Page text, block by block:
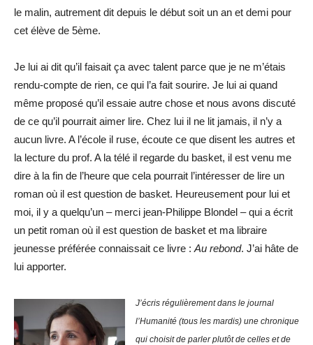
le malin, autrement dit depuis le début soit un an et demi pour
cet élève de 5ème.
Je lui ai dit qu’il faisait ça avec talent parce que je ne m’étais
rendu-compte de rien, ce qui l’a fait sourire. Je lui ai quand
même proposé qu’il essaie autre chose et nous avons discuté
de ce qu’il pourrait aimer lire. Chez lui il ne lit jamais, il n’y a
aucun livre. A l’école il ruse, écoute ce que disent les autres et
la lecture du prof. A la télé il regarde du basket, il est venu me
dire à la fin de l’heure que cela pourrait l’intéresser de lire un
roman où il est question de basket. Heureusement pour lui et
moi, il y a quelqu’un – merci jean-Philippe Blondel – qui a écrit
un petit roman où il est question de basket et ma libraire
jeunesse préférée connaissait ce livre : Au rebond. J’ai hâte de
lui apporter.
J’écris régulièrement dans le journal
l’Humanité (tous les mardis) une chronique
qui choisit de parler plutôt de celles et de